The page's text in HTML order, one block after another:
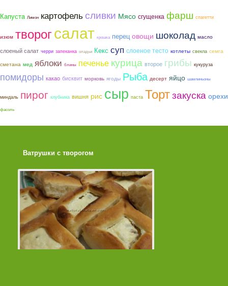
Капуста Лимон картофель сливки Мясо сгущенка фарш спагетти
изюм творогсалат крошка перец овощи шоколад масло
слоеный салат черри запеканка оладьи Кекс суп слоеное тесто котлеты свекла семга
сметана мед яблоки блины печенье курица второе грибы кукуруза
помидоры какао бисквит морковь ягоды Рыба десерт яйцо шампиньоны
миндаль пирог клубника вишня рис сыр паста Тортзакуска орехи
фасоль
Ватрушки с творогом